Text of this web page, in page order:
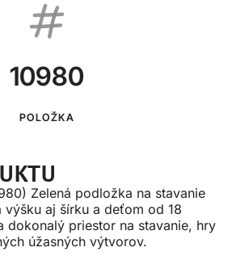
10980
POLOŽKA
Zelená podložka na stavanie
výšku aj šírku a deťom od 18
dokonalý priestor na stavanie, hry
úžasných výtvorov.